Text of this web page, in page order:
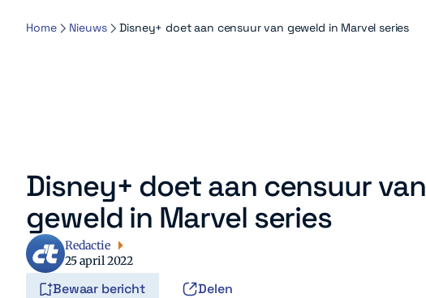
Home Nieuws Disney+ doet aan censuur van geweld in Marvel series
Disney+ doet aan censuur van
geweld in Marvel series
Redactie
25 april 2022
Bewaar bericht Delen